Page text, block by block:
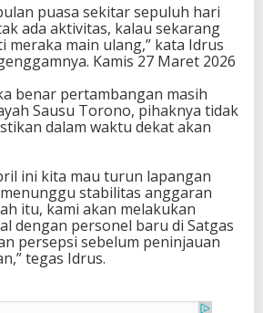
k
u
m
?
puasa sekitar sepuluh hari
ada aktivitas, kalau sekarang
meraka main ulang,” kata Idrus
Kamis 27 Maret 2026
benar pertambangan masih
Sausu Torono, pihaknya tidak
dalam waktu dekat akan
ini kita mau turun lapangan
stabilitas anggaran
itu, kami akan melakukan
dengan personel baru di Satgas
persepsi sebelum peninjauan
tegas Idrus.